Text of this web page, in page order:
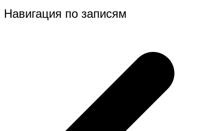
Навигация по записям